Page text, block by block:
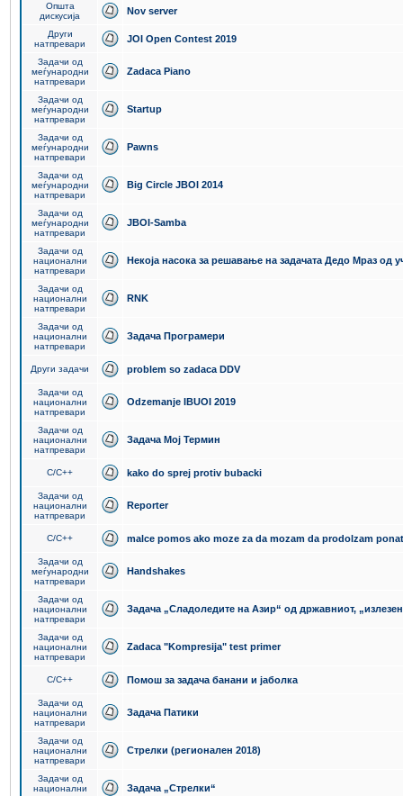
Општа
дискусија
Nov server
Други
натпревари
JOI Open Contest 2019
Задачи од
меѓународни
натпревари
Zadaca Piano
Задачи од
меѓународни
натпревари
Startup
Задачи од
меѓународни
натпревари
Pawns
Задачи од
меѓународни
натпревари
Big Circle JBOI 2014
Задачи од
меѓународни
натпревари
JBOI-Samba
Задачи од
национални
натпревари
Некоја насока за решавање на задачата Дедо Мраз од
Задачи од
национални
натпревари
RNK
Задачи од
национални
натпревари
Задача Програмери
Други задачи problem so zadaca DDV
Задачи од
национални
натпревари
Odzemanje IBUOI 2019
Задачи од
национални
натпревари
Задача Мој Термин
C/C++ kako do sprej protiv bubacki
Задачи од
национални
натпревари
Reporter
C/C++ malce pomos ako moze za da mozam da prodolzam
Задачи од
меѓународни
натпревари
Handshakes
Задачи од
национални
натпревари
Задача „Сладоледите на Азир“ од државниот,
Задачи од
национални
натпревари
Zadaca "Kompresija" test primer
C/C++ Помош за задача банани и јаболка
Задачи од
национални
натпревари
Задача Патики
Задачи од
национални
натпревари
Стрелки (регионален 2018)
Задачи од
национални
Задача „Стрелки“